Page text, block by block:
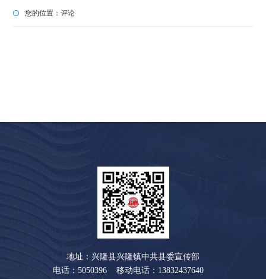
您的位置：评论
地址：兴隆县兴隆镇中共县委宣传部
电话：5050396 移动电话：13832437640